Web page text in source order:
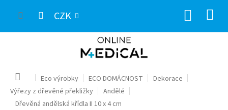
CZK
Domů Eco výrobky ECO DOMÁCNOST
Dekorace
Výřezy z dřevěné překližky
Andělé
Dřevěná andělská křídla II 10 x 4 cm